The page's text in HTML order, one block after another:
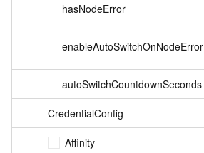
hasNodeError
enableAutoSwitchOnNodeError
autoSwitchCountdownSeconds
CredentialConfig
Affinity